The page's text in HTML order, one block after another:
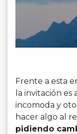
Frente a esta
la invitación
incomoda y
hacer algo al
pidiendo